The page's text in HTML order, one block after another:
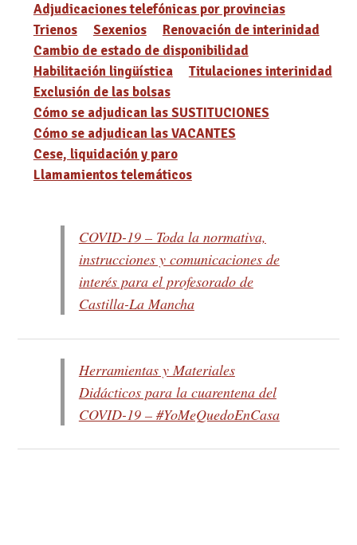
Adjudicaciones telefónicas por provincias
Trienos
Sexenios
Renovación de interinidad
Cambio de estado de disponibilidad
Habilitación lingüística
Titulaciones interinidad
Exclusión de las bolsas
Cómo se adjudican las SUSTITUCIONES
Cómo se adjudican las VACANTES
Cese, liquidación y paro
Llamamientos telemáticos
COVID-19 – Toda la normativa,
instrucciones y comunicaciones de
interés para el profesorado de
Castilla-La Mancha
Herramientas y Materiales
Didácticos para la cuarentena del
COVID-19 – #YoMeQuedoEnCasa